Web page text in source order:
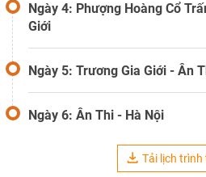
Ngày 4: Phượng Hoàng Cổ
Giới
Ngày 5: Trương Gia Giới - Ân
Ngày 6: Ân Thi - Hà Nội
Tải lịch trình